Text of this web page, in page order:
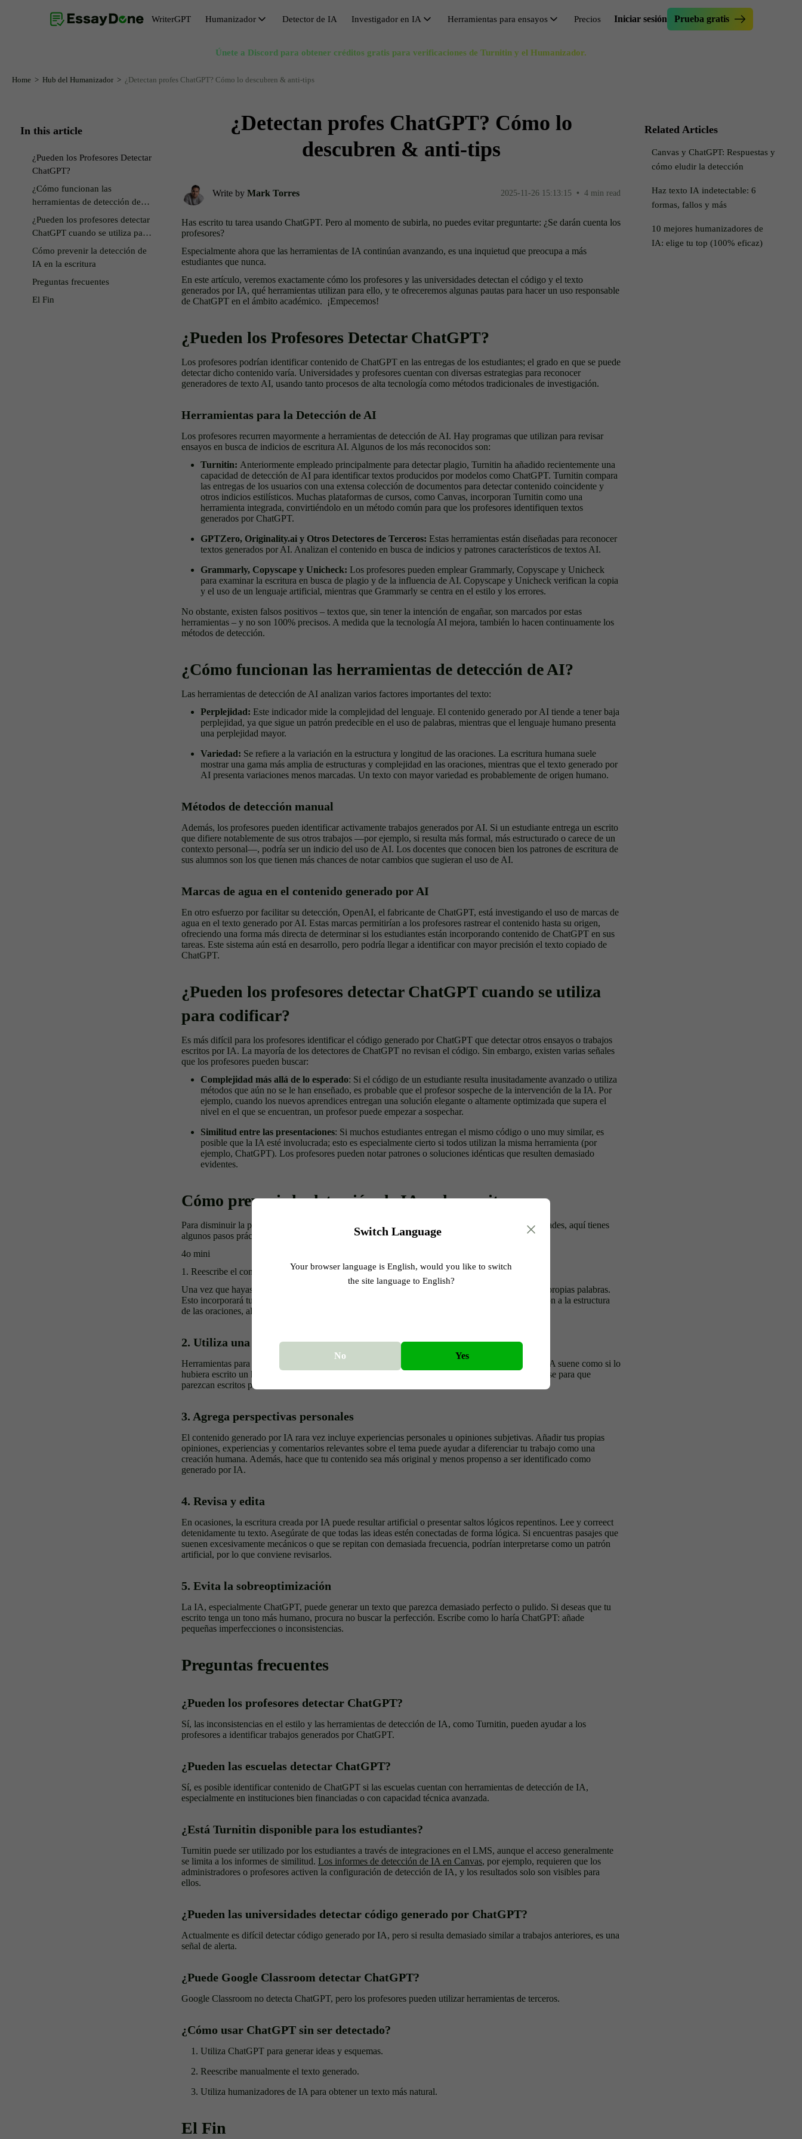
Humanizador de IA gratis
Reescritor de IA
Evitar la detección de IA
Reescritor de ensayos
Eliminar la IA
Humanizar IA gratis
Humanizar ensayo
Reescritor de oraciones
Generador de Resúmenes
Generador de Conclusiones de Ensayo
Búsqueda de Sinónimos
Acortador de Ensayos
Generador de Títulos de Investigación
Verificador de Ensayos
Herramienta de Parafraseo
WriterGPT Humanizador Detector de IA Investigador en IA Herramientas para ensayos Precios Iniciar sesión Prueba gratis
Únete a Discord para obtener créditos gratis para verificaciones de Turnitin y el Humanizador.
Home Hub del Humanizador ¿Detectan profes ChatGPT? Cómo lo descubren & anti-tips
In this article
¿Pueden los Profesores Detectar
ChatGPT?
¿Cómo funcionan las
herramientas de detección de
AI?
¿Pueden los profesores detectar
ChatGPT cuando se utiliza para
codificar?
Cómo prevenir la detección de
IA en la escritura
Preguntas frecuentes
El Fin
¿Detectan profes ChatGPT? Cómo lo
descubren & anti-tips
Write by Mark Torres 2025-11-26 15:13:15 • 4 min read
Has escrito tu tarea usando ChatGPT. Pero al momento de subirla, no puedes evitar preguntarte: ¿Se darán cuenta los
profesores?
Especialmente ahora que las herramientas de IA continúan avanzando, es una inquietud que preocupa a más
estudiantes que nunca.
En este artículo, veremos exactamente cómo los profesores y las universidades detectan el código y el texto
generados por IA, qué herramientas utilizan para ello, y te ofreceremos algunas pautas para hacer un uso responsable
de ChatGPT en el ámbito académico. ¡Empecemos!
¿Pueden los Profesores Detectar ChatGPT?
Los profesores podrían identificar contenido de ChatGPT en las entregas de los estudiantes; el grado en que se puede
detectar dicho contenido varía. Universidades y profesores cuentan con diversas estrategias para reconocer
generadores de texto AI, usando tanto procesos de alta tecnología como métodos tradicionales de investigación.
Herramientas para la Detección de AI
Los profesores recurren mayormente a herramientas de detección de AI. Hay programas que utilizan para revisar
ensayos en busca de indicios de escritura AI. Algunos de los más reconocidos son:
Turnitin: Anteriormente empleado principalmente para detectar plagio, Turnitin ha añadido recientemente una
capacidad de detección de AI para identificar textos producidos por modelos como ChatGPT. Turnitin compara
las entregas de los usuarios con una extensa colección de documentos para detectar contenido coincidente y
otros indicios estilísticos. Muchas plataformas de cursos, como Canvas, incorporan Turnitin como una
herramienta integrada, convirtiéndolo en un método común para que los profesores identifiquen textos
generados por ChatGPT.
GPTZero, Originality.ai y Otros Detectores de Terceros: Estas herramientas están diseñadas para reconocer
textos generados por AI. Analizan el contenido en busca de indicios y patrones característicos de textos AI.
Grammarly, Copyscape y Unicheck: Los profesores pueden emplear Grammarly, Copyscape y Unicheck
para examinar la escritura en busca de plagio y de la influencia de AI. Copyscape y Unicheck verifican la copia
y el uso de un lenguaje artificial, mientras que Grammarly se centra en el estilo y los errores.
No obstante, existen falsos positivos – textos que, sin tener la intención de engañar, son marcados por estas
herramientas – y no son 100% precisos. A medida que la tecnología AI mejora, también lo hacen continuamente los
métodos de detección.
¿Cómo funcionan las herramientas de detección de AI?
Las herramientas de detección de AI analizan varios factores importantes del texto:
Perplejidad: Este indicador mide la complejidad del lenguaje. El contenido generado por AI tiende a tener baja
perplejidad, ya que sigue un patrón predecible en el uso de palabras, mientras que el lenguaje humano presenta
una perplejidad mayor.
Variedad: Se refiere a la variación en la estructura y longitud de las oraciones. La escritura humana suele
mostrar una gama más amplia de estructuras y complejidad en las oraciones, mientras que el texto generado por
AI presenta variaciones menos marcadas. Un texto con mayor variedad es probablemente de origen humano.
Métodos de detección manual
Además, los profesores pueden identificar activamente trabajos generados por AI. Si un estudiante entrega un escrito
que difiere notablemente de sus otros trabajos —por ejemplo, si resulta más formal, más estructurado o carece de un
contexto personal—, podría ser un indicio del uso de AI. Los docentes que conocen bien los patrones de escritura de
sus alumnos son los que tienen más chances de notar cambios que sugieran el uso de AI.
Marcas de agua en el contenido generado por AI
En otro esfuerzo por facilitar su detección, OpenAI, el fabricante de ChatGPT, está investigando el uso de marcas de
agua en el texto generado por AI. Estas marcas permitirían a los profesores rastrear el contenido hasta su origen,
ofreciendo una forma más directa de determinar si los estudiantes están incorporando contenido de ChatGPT en sus
tareas. Este sistema aún está en desarrollo, pero podría llegar a identificar con mayor precisión el texto copiado de
ChatGPT.
¿Pueden los profesores detectar ChatGPT cuando se utiliza
para codificar?
Es más difícil para los profesores identificar el código generado por ChatGPT que detectar otros ensayos o trabajos
escritos por IA. La mayoría de los detectores de ChatGPT no revisan el código. Sin embargo, existen varias señales
que los profesores pueden buscar:
Complejidad más allá de lo esperado: Si el código de un estudiante resulta inusitadamente avanzado o utiliza
métodos que aún no se le han enseñado, es probable que el profesor sospeche de la intervención de la IA. Por
ejemplo, cuando los nuevos aprendices entregan una solución elegante o altamente optimizada que supera el
nivel en el que se encuentran, un profesor puede empezar a sospechar.
Similitud entre las presentaciones: Si muchos estudiantes entregan el mismo código o uno muy similar, es
posible que la IA esté involucrada; esto es especialmente cierto si todos utilizan la misma herramienta (por
ejemplo, ChatGPT). Los profesores pueden notar patrones o soluciones idénticas que resulten demasiado
evidentes.
Cómo prevenir la detección de IA en la escritura
Para disminuir la probabilidad de que el contenido generado por IA sea señalado por las universidades, aquí tienes
algunos pasos prácticos que puedes seguir—esto es distinto deavoiding plagiarism
4o mini
1. Reescribe el contenido manualmente
Una vez que hayas escrito usando ChatGPT, reformula algunas partes del texto generado con tus propias palabras.
Esto incorporará tu estilo personal y evitará el formato repetitivo habitual de una IA. Presta atención a la estructura
de las oraciones, al vocabulario y a la idea general para adaptarlo mejor a tu trabajo escrito.
2. Utiliza una herramienta para humanizar la IA
Herramientas para humanizar la IA como
pueden ayudar a que el texto generado por IA suene como si lo
hubiera escrito un humano. Estas herramientas ajustan el tono, la estructura y la forma de expresarse para que
parezcan escritos por un redactor humano.
3. Agrega perspectivas personales
El contenido generado por IA rara vez incluye experiencias personales u opiniones subjetivas. Añadir tus propias
opiniones, experiencias y comentarios relevantes sobre el tema puede ayudar a diferenciar tu trabajo como una
creación humana. Además, hace que tu contenido sea más original y menos propenso a ser identificado como
generado por IA.
4. Revisa y edita
En ocasiones, la escritura creada por IA puede resultar artificial o presentar saltos lógicos repentinos. Lee y correect
detenidamente tu texto. Asegúrate de que todas las ideas estén conectadas de forma lógica. Si encuentras pasajes que
suenen excesivamente mecánicos o que se repitan con demasiada frecuencia, podrían interpretarse como un patrón
artificial, por lo que conviene revisarlos.
5. Evita la sobreoptimización
La IA, especialmente ChatGPT, puede generar un texto que parezca demasiado perfecto o pulido. Si deseas que tu
escrito tenga un tono más humano, procura no buscar la perfección. Escribe como lo haría ChatGPT: añade
pequeñas imperfecciones o inconsistencias.
Preguntas frecuentes
¿Pueden los profesores detectar ChatGPT?
Sí, las inconsistencias en el estilo y las herramientas de detección de IA, como Turnitin, pueden ayudar a los
profesores a identificar trabajos generados por ChatGPT.
¿Pueden las escuelas detectar ChatGPT?
Sí, es posible identificar contenido de ChatGPT si las escuelas cuentan con herramientas de detección de IA,
especialmente en instituciones bien financiadas o con capacidad técnica avanzada.
¿Está Turnitin disponible para los estudiantes?
Turnitin puede ser utilizado por los estudiantes a través de integraciones en el LMS, aunque el acceso generalmente
se limita a los informes de similitud. Los informes de detección de IA en Canvas, por ejemplo, requieren que los
administradores o profesores activen la configuración de detección de IA, y los resultados solo son visibles para
ellos.
¿Pueden las universidades detectar código generado por ChatGPT?
Actualmente es difícil detectar código generado por IA, pero si resulta demasiado similar a trabajos anteriores, es una
señal de alerta.
¿Puede Google Classroom detectar ChatGPT?
Google Classroom no detecta ChatGPT, pero los profesores pueden utilizar herramientas de terceros.
¿Cómo usar ChatGPT sin ser detectado?
Utiliza ChatGPT para generar ideas y esquemas.
Reescribe manualmente el texto generado.
Utiliza humanizadores de IA para obtener un texto más natural.
El Fin
Related Articles
Canvas y ChatGPT: Respuestas y
cómo eludir la detección
Haz texto IA indetectable: 6
formas, fallos y más
10 mejores humanizadores de
IA: elige tu top (100% eficaz)
Switch Language
Your browser language is English, would you like to switch
the site language to English?
No Yes